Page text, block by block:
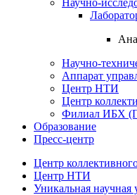
Научно-
Аппарат
Центр НТИ
Центр
Филиал ИБХ
Образование
Пресс-центр
Центр
Центр НТИ
Уникальная научная